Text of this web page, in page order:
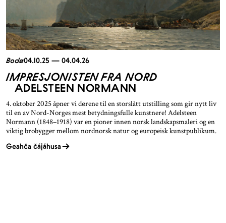
Bodø04.10.25 — 04.04.26
IMPRESJONISTEN FRA NORD
ADELSTEEN NORMANN
4. oktober 2025 åpner vi dørene til en storslått utstilling som gir nytt liv
til en av Nord-Norges mest betydningsfulle kunstnere! Adelsteen
Normann (1848–1918) var en pioner innen norsk landskapsmaleri og en
viktig brobygger mellom nordnorsk natur og europeisk kunstpublikum.
Geahča čájáhusa